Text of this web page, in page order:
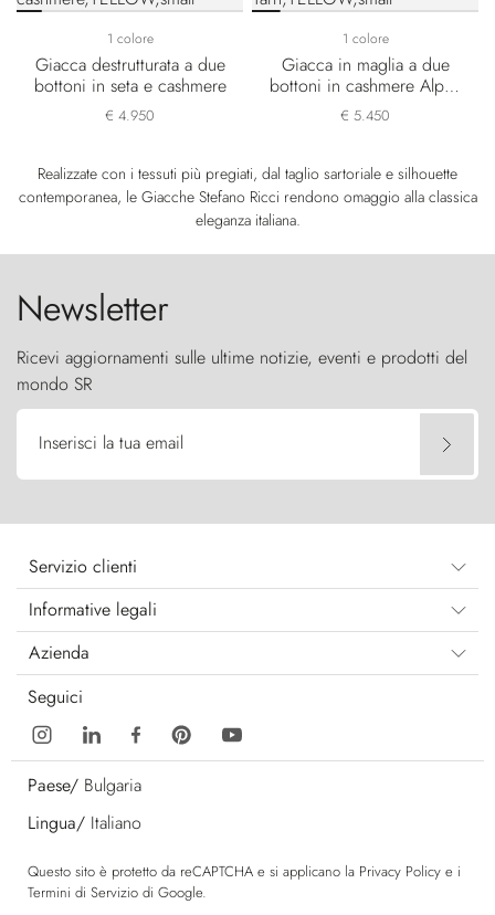
1 colore
Giacca destrutturata a due
bottoni in seta e cashmere
€ 4.950
1 colore
Giacca in maglia a due
bottoni in cashmere Alpha
Yarn
€ 5.450
Realizzate con i tessuti più pregiati, dal taglio sartoriale e silhouette
contemporanea, le Giacche Stefano Ricci rendono omaggio alla classica
eleganza italiana.
Newsletter
Ricevi aggiornamenti sulle ultime notizie, eventi e prodotti del
mondo SR
Inserisci la tua email
Servizio clienti
Informative legali
Azienda
Seguici
Paese/ Bulgaria
Lingua/ Italiano
Questo sito è protetto da reCAPTCHA e si applicano la Privacy Policy e i
Termini di Servizio di Google.